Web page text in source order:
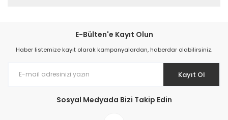
E-Bülten'e Kayıt Olun
Haber listemize kayıt olarak kampanyalardan, haberdar olabilirsiniz.
Kayıt Ol
Sosyal Medyada Bizi Takip Edin